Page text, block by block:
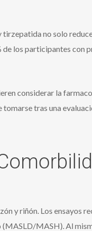
no solo
los participantes con
considerar la
tras una
y riñón. Los ensayos
MASH). Al